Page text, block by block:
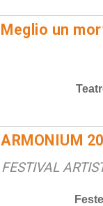
Meglio un
ARMONIUM
FESTIVAL
Feste